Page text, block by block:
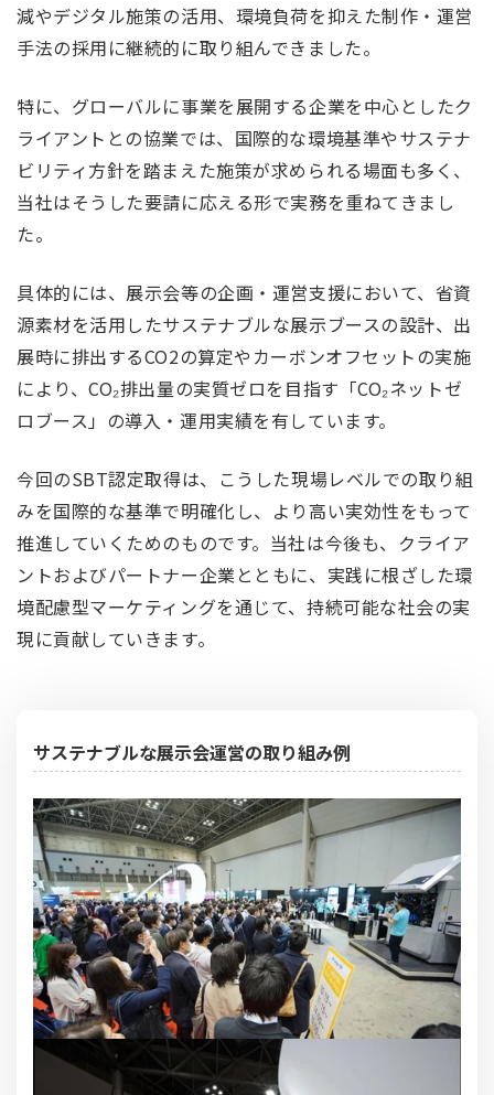
減やデジタル施策の活用、環境負荷を抑えた制作・運営
手法の採用に継続的に取り組んできました。
特に、グローバルに事業を展開する企業を中心としたク
ライアントとの協業では、国際的な環境基準やサステナ
ビリティ方針を踏まえた施策が求められる場面も多く、
当社はそうした要請に応える形で実務を重ねてきまし
た。
具体的には、展示会等の企画・運営支援において、省資
源素材を活用したサステナブルな展示ブースの設計、出
展時に排出するCO2の算定やカーボンオフセットの実施
により、CO₂排出量の実質ゼロを目指す「CO₂ネットゼ
ロブース」の導入・運用実績を有しています。
今回のSBT認定取得は、こうした現場レベルでの取り組
みを国際的な基準で明確化し、より高い実効性をもって
推進していくためのものです。当社は今後も、クライア
ントおよびパートナー企業とともに、実践に根ざした環
境配慮型マーケティングを通じて、持続可能な社会の実
現に貢献していきます。
サステナブルな展示会運営の取り組み例